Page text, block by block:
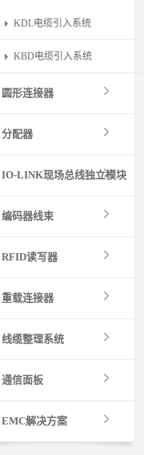
KDL电缆引入系统
KBD电缆引入系统
圆形连接器
分配器
IO-LINK现场总线独立模块
编码器线束
RFID读写器
重载连接器
线缆整理系统
通信面板
EMC解决方案